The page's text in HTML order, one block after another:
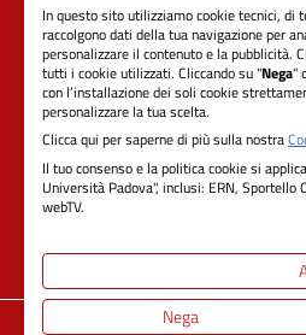
RIFERIMENTI
Azienda Ospedale-
Sede Legale:
Cod. ISTAT 050901 -
In questo sito utilizziamo cookie tecnici, di
raccolgono dati della tua navigazione per
personalizzare il contenuto e la pubblicità.
tutti i cookie utilizzati. Cliccando su "Nega"
con l’installazione dei soli cookie
personalizzare la tua scelta.
Clicca qui per saperne di più sulla nostra
Il tuo consenso e la politica cookie si
Università Padova", inclusi: ERN,
webTV.
Nega